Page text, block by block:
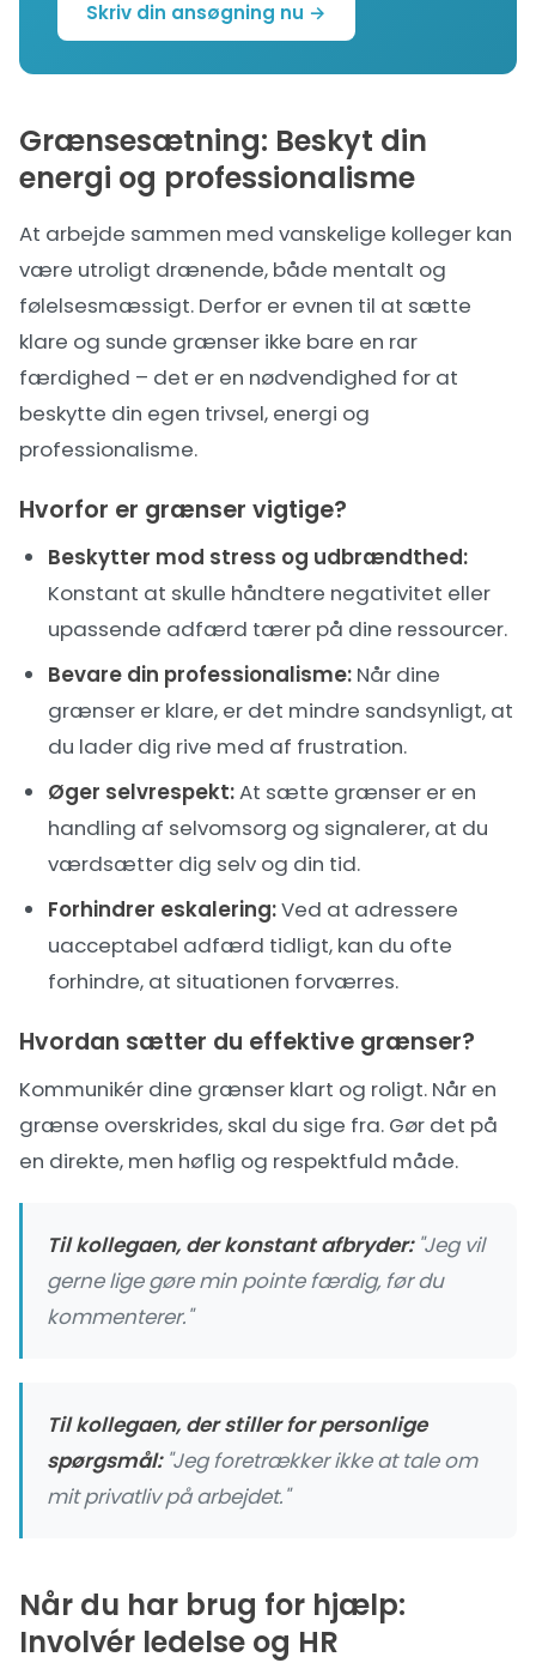
Skriv din ansøgning nu →
Grænsesætning: Beskyt din
energi og professionalisme
At arbejde sammen med vanskelige kolleger kan
være utroligt drænende, både mentalt og
følelsesmæssigt. Derfor er evnen til at sætte
klare og sunde grænser ikke bare en rar
færdighed – det er en nødvendighed for at
beskytte din egen trivsel, energi og
professionalisme.
Hvorfor er grænser vigtige?
Beskytter mod stress og udbrændthed:
Konstant at skulle håndtere negativitet eller
upassende adfærd tærer på dine ressourcer.
Bevare din professionalisme: Når dine
grænser er klare, er det mindre sandsynligt, at
du lader dig rive med af frustration.
Øger selvrespekt:At sætte grænser er en
handling af selvomsorg og signalerer, at du
værdsætter dig selv og din tid.
Forhindrer eskalering:Ved at adressere
uacceptabel adfærd tidligt, kan du ofte
forhindre, at situationen forværres.
Hvordan sætter du effektive grænser?
Kommunikér dine grænser klart og roligt. Når en
grænse overskrides, skal du sige fra. Gør det på
en direkte, men høflig og respektfuld måde.
Til kollegaen, der konstant afbryder:"Jeg vil
gerne lige gøre min pointe færdig, før du
kommenterer."
Til kollegaen, der stiller for personlige
spørgsmål:"Jeg foretrækker ikke at tale om
mit privatliv på arbejdet."
Når du har brug for hjælp:
Involvér ledelse og HR